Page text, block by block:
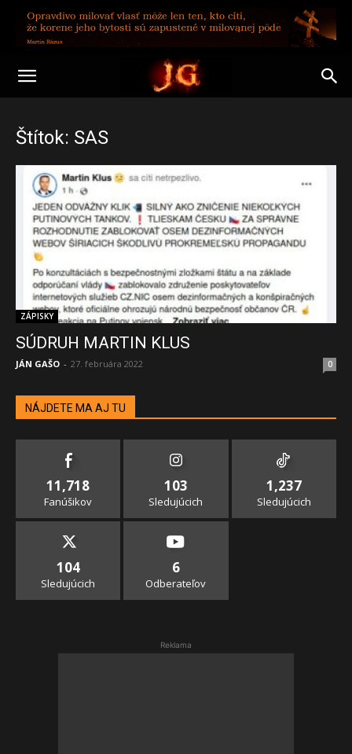
Štítok: SAS
ZÁPISKY
SÚDRUH MARTIN KLUS
JÁN GAŠO - 27. februára 2022 0
NÁJDETE MA AJ TU
11,718
Fanúšikov
103
Sledujúcich
1,237
Sledujúcich
104
Sledujúcich
6
Odberateľov
Reklama